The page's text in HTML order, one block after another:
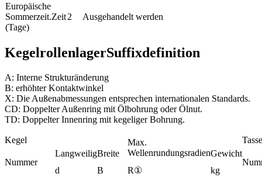
Europäische
Sommerzeit.Zeit
(Tage)
2 Ausgehandelt werden
KegelrollenlagerSuffixdefinition
A: Interne Strukturänderung
B: erhöhter Kontaktwinkel
X: Die Außenabmessungen entsprechen internationalen Standards.
CD: Doppelter Außenring mit Ölbohrung oder Ölnut.
TD: Doppelter Innenring mit kegeliger Bohrung.
Kegel
Max.
Wellenrundungsradien
Tasse
Nummer
LangweiligBreite
Gewicht
d
B R①
kg